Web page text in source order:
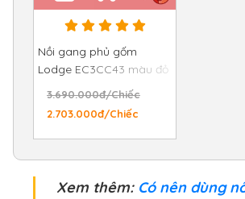
Nồi gang phủ gốm
Lodge EC3CC43 màu đỏ
3.690.000đ/Chiếc
2.703.000đ/Chiếc
Xem thêm: Có nên dùng